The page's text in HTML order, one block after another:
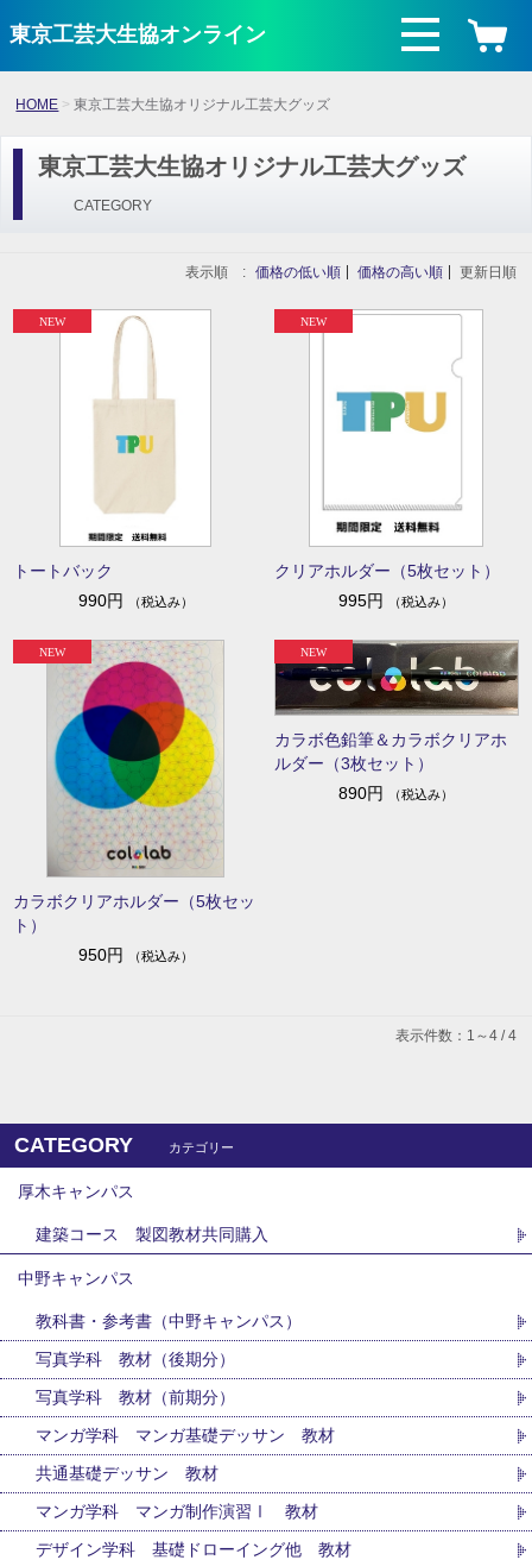
東京工芸大生協オンライン
HOME 東京工芸大生協オリジナル工芸大グッズ
東京工芸大生協オリジナル工芸大グッズ
CATEGORY
表示順 : 価格の低い順 価格の高い順 更新日順
トートバック
990円
（税込み）
クリアホルダー（5枚セット）
995円
（税込み）
カラボクリアホルダー（5枚セッ
ト）
950円
（税込み）
カラボ色鉛筆＆カラボクリアホ
ルダー（3枚セット）
890円
（税込み）
表示件数：1～4 / 4
CATEGORY カテゴリー
厚木キャンパス
建築コース 製図教材共同購入
中野キャンパス
教科書・参考書（中野キャンパス）
写真学科 教材（後期分）
写真学科 教材（前期分）
マンガ学科 マンガ基礎デッサン 教材
共通基礎デッサン 教材
マンガ学科 マンガ制作演習Ⅰ 教材
デザイン学科 基礎ドローイング他 教材